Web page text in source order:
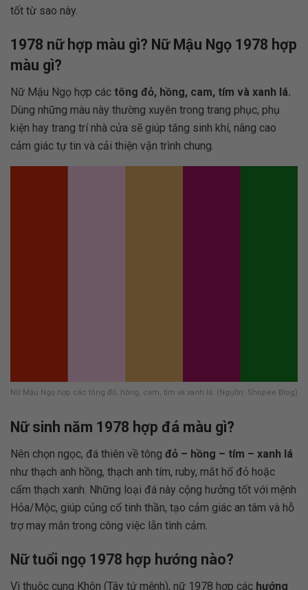
tốt từ sao này.
1978 nữ hợp màu gì? Nữ Mậu Ngọ 1978 hợp
màu gì?
Nữ Mậu Ngọ hợp các tông đỏ, hồng, cam, tím và xanh lá.
Dùng những màu này thường xuyên trong trang phục, phụ
kiện hay trang trí nhà cửa sẽ giúp tăng sinh khí, nâng cao
cảm giác tự tin và cải thiện vận trình chung.
Nữ Mậu Ngọ hợp các tông đỏ, hồng, cam, tím và xanh lá. (Nguồn: Shopee Blog)
Nữ sinh năm 1978 hợp đá màu gì?
Nên chọn ngọc, đá thiên về tông đỏ – hồng – tím – xanh lá
như thạch anh hồng, thạch anh tím, ruby, mắt hổ đỏ hoặc
cẩm thạch xanh. Những loại đá này cộng hưởng tốt với mệnh
Hỏa/Mộc, giúp củng cố tinh thần, tạo cảm giác an tâm và hỗ
trợ may mắn trong công việc lẫn tình cảm.
Nữ tuổi ngọ 1978 hợp hướng nào?
Vì thuộc cung Khôn (Tây tứ mệnh), nữ 1978 hợp các hướng